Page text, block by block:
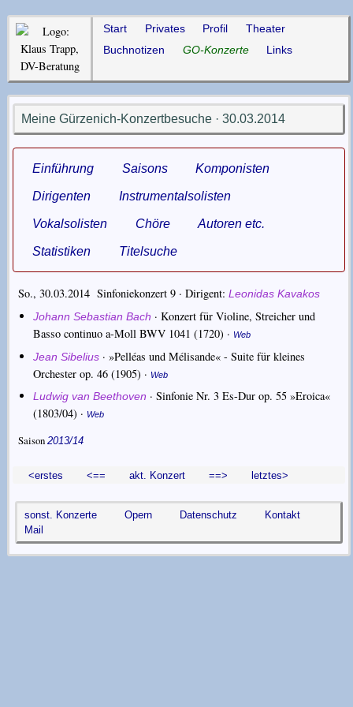
Start Privates Profil
Theater
Buchnotizen
GO-Konzerte Links
Meine Gürzenich-Konzertbesuche · 30.03.2014
Einführung Saisons Komponisten
Dirigenten Instrumentalsolisten
Vokalsolisten Chöre Autoren etc.
Statistiken Titelsuche
So., 30.03.2014 Sinfoniekonzert 9 ·Dirigent Leonidas Kavakos
Johann Sebastian Bach ·Konzert für Violine, Streicher und
Basso continuo a-Moll BWV 1041 (1720) · Web
Jean Sibelius ·»Pelléas und Mélisande« - Suite für kleines
Orchester op. 46 (1905) · Web
Ludwig van Beethoven ·Sinfonie Nr. 3 Es-Dur op. 55 »Eroica«
(1803/04) · Web
Saison 2013/14
<erstes <== akt. Konzert ==> letztes>
sonst. Konzerte Opern Datenschutz
Kontakt
Mail